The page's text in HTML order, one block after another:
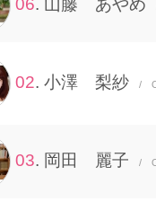
06. 山藤 あやめ /
02. 小澤 梨紗 /
03. 岡田 麗子 /